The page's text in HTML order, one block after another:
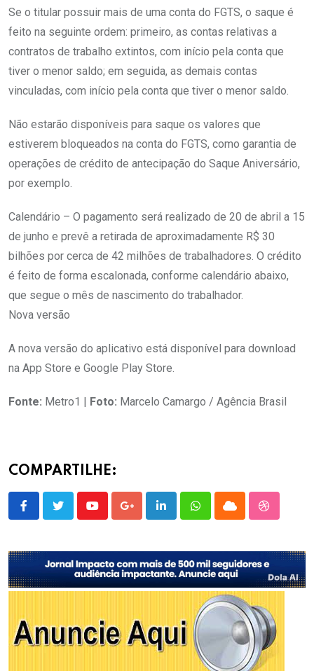
Se o titular possuir mais de uma conta do FGTS, o saque é
feito na seguinte ordem: primeiro, as contas relativas a
contratos de trabalho extintos, com início pela conta que
tiver o menor saldo; em seguida, as demais contas
vinculadas, com início pela conta que tiver o menor saldo.
Não estarão disponíveis para saque os valores que
estiverem bloqueados na conta do FGTS, como garantia de
operações de crédito de antecipação do Saque Aniversário,
por exemplo.
Calendário – O pagamento será realizado de 20 de abril a 15
de junho e prevê a retirada de aproximadamente R$ 30
bilhões por cerca de 42 milhões de trabalhadores. O crédito
é feito de forma escalonada, conforme calendário abaixo,
que segue o mês de nascimento do trabalhador.
Nova versão
A nova versão do aplicativo está disponível para download
na App Store e Google Play Store.
Fonte: Metro1 | Foto: Marcelo Camargo / Agência Brasil
COMPARTILHE:
YoutubeGoogle+LinkedInWhatsappCloud